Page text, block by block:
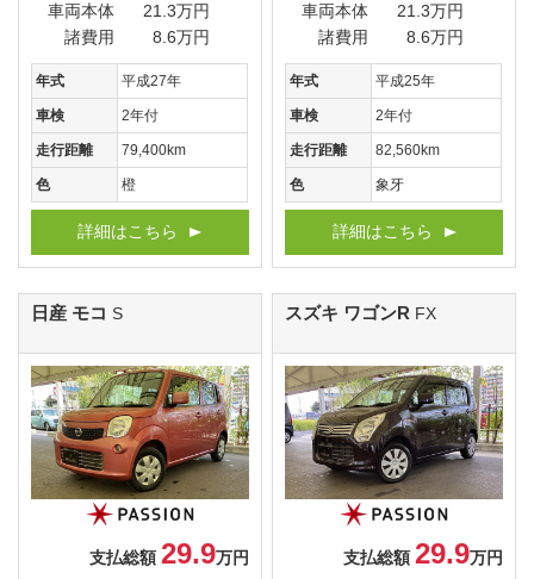
車両本体
21.3万円
諸費用
8.6万円
年式 平成27年
車検 2年付
走行距離 79,400km
色 橙
詳細はこちら
車両本体
21.3万円
諸費用
8.6万円
年式 平成25年
車検 2年付
走行距離 82,560km
色 象牙
詳細はこちら
日産 モコ S
支払総額 29.9万円
スズキ ワゴンR FX
支払総額 29.9万円